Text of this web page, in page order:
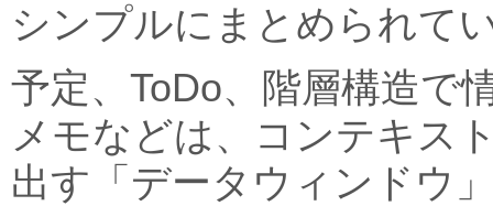
シンプルにまとめられて
予定、ToDo、階層構造で
メモなどは、コンテキス
出す「データウィンドウ